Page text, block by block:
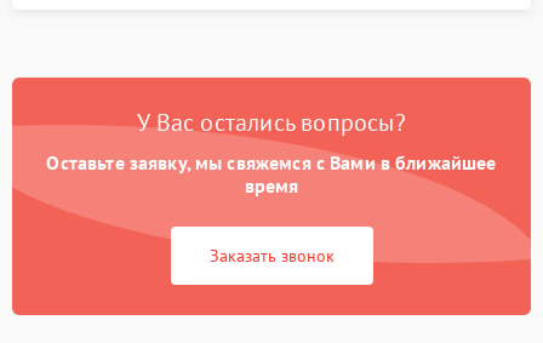
У Вас остались вопросы?
Оставьте заявку, мы свяжемся с Вами в ближайшее
время
Заказать звонок